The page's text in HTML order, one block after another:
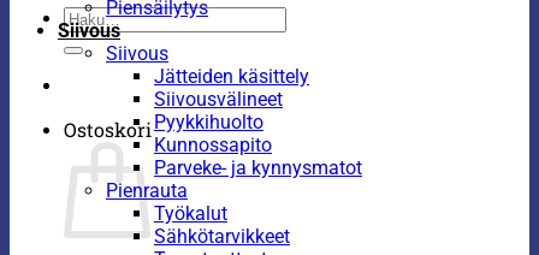
Etsi:
Ostoskori
Piensäilytys
Siivous
Siivous
Jätteiden käsittely
Siivousvälineet
Pyykkihuolto
Kunnossapito
Parveke- ja kynnysmatot
Pienrauta
Työkalut
Sähkötarvikkeet